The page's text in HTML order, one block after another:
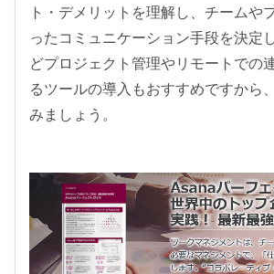
ト・デメリットを理解し、チームや
ったコミュニケーション手段を決定し
どプロジェクト管理やリモートでの
るツールの導入もおすすめですから
みましょう。